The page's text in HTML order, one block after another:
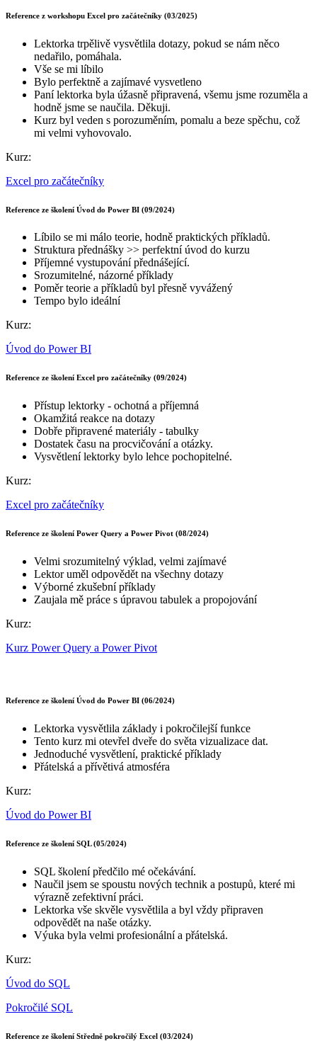
Reference z workshopu Excel pro začátečníky (03/2025)
Lektorka trpělivě vysvětlila dotazy, pokud se nám něco
nedařilo, pomáhala.
Vše se mi líbilo
Bylo perfektně a zajímavé vysvetleno
Paní lektorka byla úžasně připravená, všemu jsme rozuměla a
hodně jsme se naučila. Děkuji.
Kurz byl veden s porozuměním, pomalu a beze spěchu, což
mi velmi vyhovovalo.
Kurz:
Excel pro začátečníky
Reference ze školení Úvod do Power BI (09/2024)
Líbilo se mi málo teorie, hodně praktických příkladů.
Struktura přednášky >> perfektní úvod do kurzu
Příjemné vystupování přednášející.
Srozumitelné, názorné příklady
Poměr teorie a příkladů byl přesně vyvážený
Tempo bylo ideální
Kurz:
Úvod do Power BI
Reference ze školení Excel pro začátečníky (09/2024)
Přístup lektorky - ochotná a příjemná
Okamžitá reakce na dotazy
Dobře připravené materiály - tabulky
Dostatek času na procvičování a otázky.
Vysvětlení lektorky bylo lehce pochopitelné.
Kurz:
Excel pro začátečníky
Reference ze školení Power Query a Power Pivot (08/2024)
Velmi srozumitelný výklad, velmi zajímavé
Lektor uměl odpovědět na všechny dotazy
Výborné zkušební příklady
Zaujala mě práce s úpravou tabulek a propojování
Kurz:
Kurz Power Query a Power Pivot
Reference ze školení Úvod do Power BI (06/2024)
Lektorka vysvětlila základy i pokročilejší funkce
Tento kurz mi otevřel dveře do světa vizualizace dat.
Jednoduché vysvětlení, praktické příklady
Přátelská a přívětivá atmosféra
Kurz:
Úvod do Power BI
Reference ze školení SQL (05/2024)
SQL školení předčilo mé očekávání.
Naučil jsem se spoustu nových technik a postupů, které mi
výrazně zefektivní práci.
Lektorka vše skvěle vysvětlila a byl vždy připraven
odpovědět na naše otázky.
Výuka byla velmi profesionální a přátelská.
Kurz:
Úvod do SQL
Pokročilé SQL
Reference ze školení Středně pokročilý Excel (03/2024)